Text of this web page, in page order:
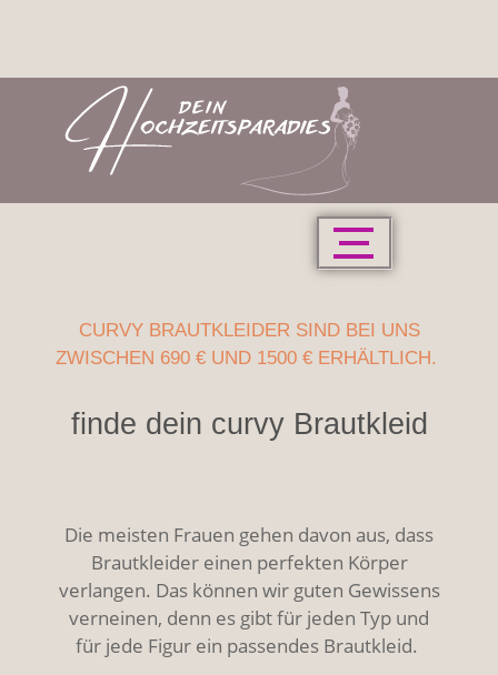
CURVY BRAUTKLEIDER SIND BEI UNS
ZWISCHEN 690 € UND 1500 € ERHÄLTLICH.
finde dein curvy Brautkleid
Die meisten Frauen gehen davon aus, dass
Brautkleider einen perfekten Körper
verlangen. Das können wir guten Gewissens
verneinen, denn es gibt für jeden Typ und
für jede Figur ein passendes Brautkleid.